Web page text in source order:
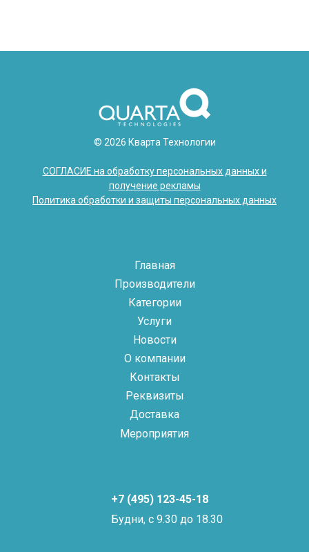
© 2026 Кварта Технологии
СОГЛАСИЕ на обработку персональных данных и
получение рекламы
Политика обработки и защиты персональных данных
Главная
Производители
Категории
Услуги
Новости
О компании
Контакты
Реквизиты
Доставка
Мероприятия
+7 (495) 123-45-18
Будни, с 9.30 до 18.30